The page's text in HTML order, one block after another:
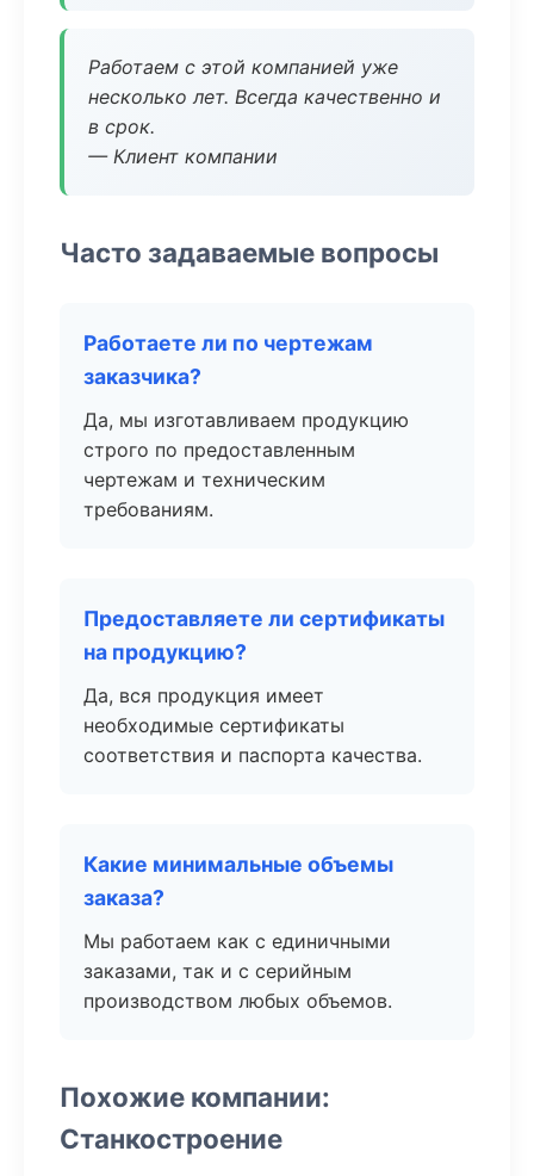
Работаем с этой компанией уже
несколько лет. Всегда качественно и
в срок.
— Клиент компании
Часто задаваемые вопросы
Работаете ли по чертежам
заказчика?
Да, мы изготавливаем продукцию
строго по предоставленным
чертежам и техническим
требованиям.
Предоставляете ли сертификаты
на продукцию?
Да, вся продукция имеет
необходимые сертификаты
соответствия и паспорта качества.
Какие минимальные объемы
заказа?
Мы работаем как с единичными
заказами, так и с серийным
производством любых объемов.
Похожие компании:
Станкостроение